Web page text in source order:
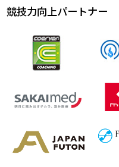
競技力向上パートナー